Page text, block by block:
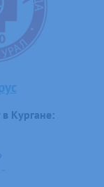
Кургане: